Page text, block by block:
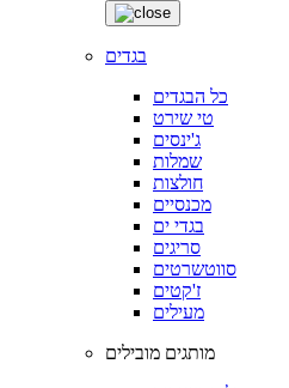
בגדים
כל הבגדים
טי שירט
ג'ינסים
שמלות
חולצות
מכנסיים
בגדי ים
סריגים
סווטשרטים
ז'קטים
מעילים
מותגים מובילים